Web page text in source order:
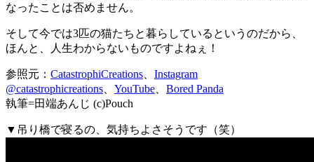
なったことは否めません。
そして今では3匹の猫たちと暮らしているというのだから、
ほんと、人生わからないものですよねぇ！
参照元： CatastrophiCreations
Instagram
@catastrophicreations
YouTube
Bored Panda
執筆=田端あんじ (c)Pouch
▼吊り橋で寝るの、気持ちよさそうです（笑）